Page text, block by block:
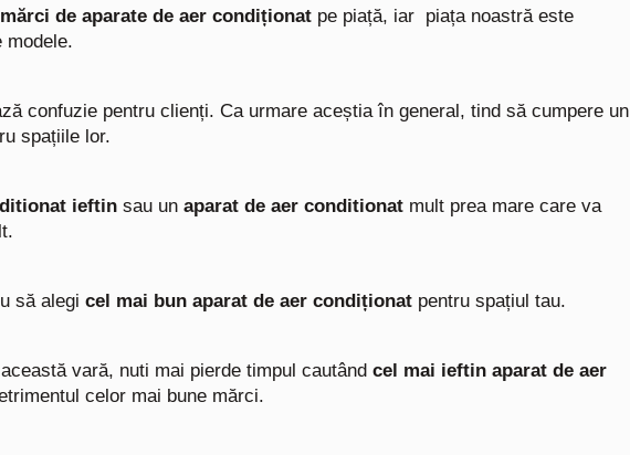
mărci de aparate de aer condiționat pe piață, iar piața noastră este
modele.
confuzie pentru clienți. Ca urmare aceștia în general, tind să cumpere un
spațiile lor.
ieftin sau un aparat de aer conditionat mult prea mare care va
să alegi cel mai bun aparat de aer condiționat pentru spațiul tau.
vară, nuti mai pierde timpul cautând cel mai ieftin aparat de aer
celor mai bune mărci.